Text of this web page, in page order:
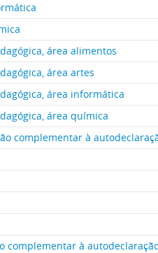
área alimentos
área artes
área informática
área química
complementar à
à